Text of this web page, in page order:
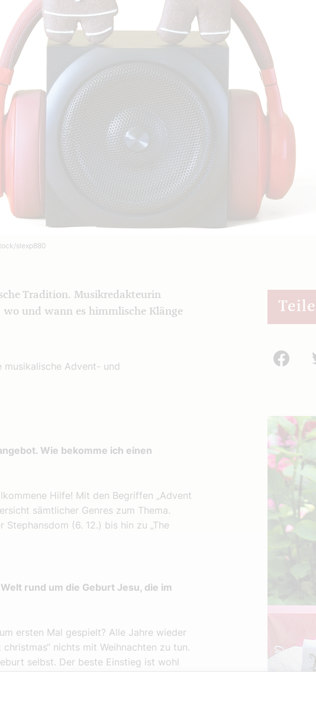
slexp880
Tradition. Musikredakteurin
wo und wann es himmlische Klänge
Advent- und
Wie bekomme ich einen
Hilfe! Mit den Begriffen „Advent
sämtlicher Genres zum Thema.
(6. 12.) bis hin zu „The
rund um die Geburt Jesu, die im
ersten Mal gespielt? Alle Jahre wieder
nichts mit Weihnachten zu tun.
selbst. Der beste Einstieg ist wohl
sich das „Lieder Projekt“ des Carus
gibt es auch ein „Sing Along –
Wiener Konzerthauses mit einem